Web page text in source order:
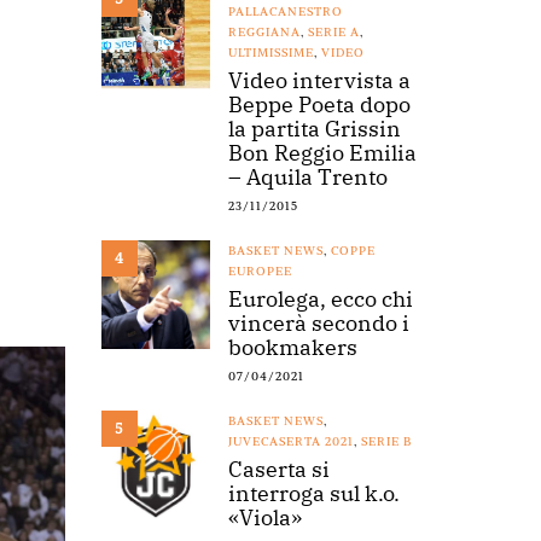
PALLACANESTRO
REGGIANA, SERIE A,
ULTIMISSIME, VIDEO
Video intervista a
Beppe Poeta dopo
la partita Grissin
Bon Reggio Emilia
– Aquila Trento
23/11/2015
4 BASKET NEWS, COPPE
EUROPEE
Eurolega, ecco chi
vincerà secondo i
bookmakers
07/04/2021
5 BASKET NEWS,
JUVECASERTA 2021, SERIE B
Caserta si
interroga sul k.o.
«Viola»